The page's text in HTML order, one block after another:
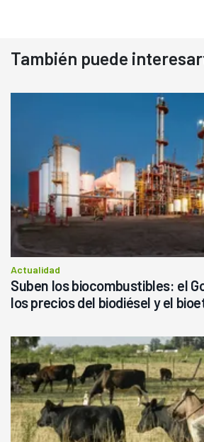
También puede
Actualidad
Suben los biocombustibles: el
los precios del biodiésel y el